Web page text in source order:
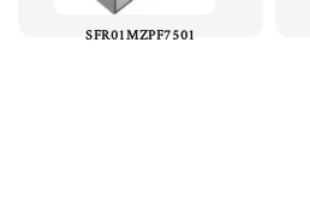
SFR01MZPF7501